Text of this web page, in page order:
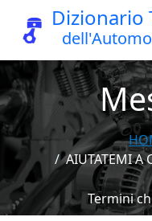
Dizionario
AIUTATEMI A
Termini